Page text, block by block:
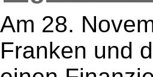
Am 28.
Franken und